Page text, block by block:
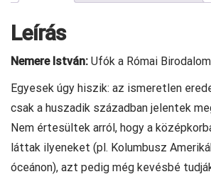
Leírás
Nemere István: Ufók a Római
Egyesek úgy hiszik: az ismeretlen
csak a huszadik században jelentek
Nem értesültek arról, hogy a
láttak ilyeneket (pl. Kolumbusz
óceánon), azt pedig még kevésbé